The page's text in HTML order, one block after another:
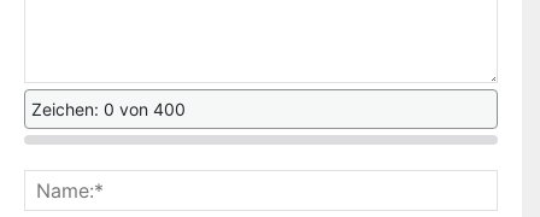
Zeichen: 0 von 400